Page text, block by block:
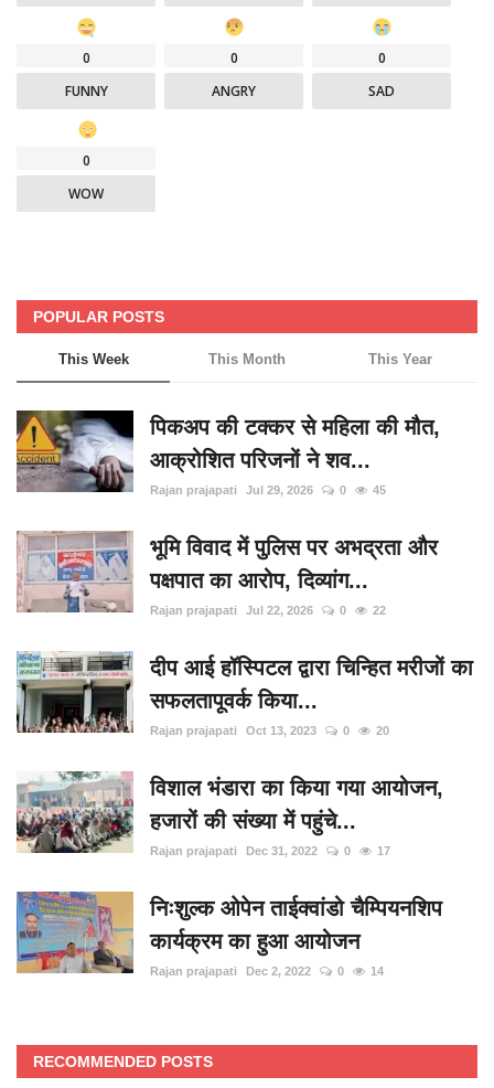
0
FUNNY
0
ANGRY
0
SAD
0
WOW
POPULAR POSTS
This Week This Month This Year
पिकअप की टक्कर से महिला की मौत,
आक्रोशित परिजनों ने शव...
Rajan prajapati Jul 29, 2026 0 45
भूमि विवाद में पुलिस पर अभद्रता और
पक्षपात का आरोप, दिव्यांग...
Rajan prajapati Jul 22, 2026 0 22
दीप आई हॉस्पिटल द्वारा चिन्हित मरीजों का
सफलतापूवर्क किया...
Rajan prajapati Oct 13, 2023 0 20
विशाल भंडारा का किया गया आयोजन,
हजारों की संख्या में पहुंचे...
Rajan prajapati Dec 31, 2022 0 17
निःशुल्क ओपेन ताईक्वांडो चैम्पियनशिप
कार्यक्रम का हुआ आयोजन
Rajan prajapati Dec 2, 2022 0 14
RECOMMENDED POSTS